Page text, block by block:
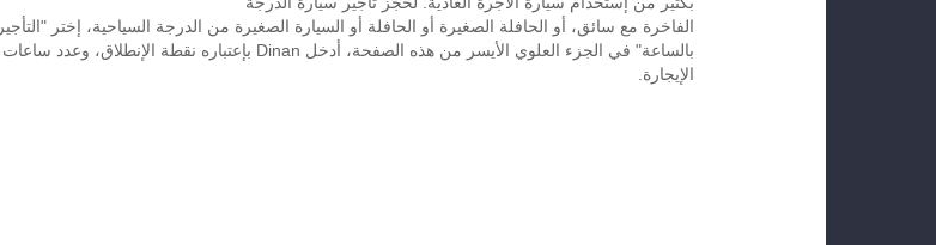
الفاخرة مع سائق، أو الحافلة الصغيرة أو الحافلة أو السيارة الصغيرة من الدرجة السياحية، إختر "التأجير
بالساعة" في الجزء العلوي الأيسر من هذه الصفحة، أدخل Dinan بإعتباره نقطة الإنطلاق، وعدد ساعات
الإيجارة.